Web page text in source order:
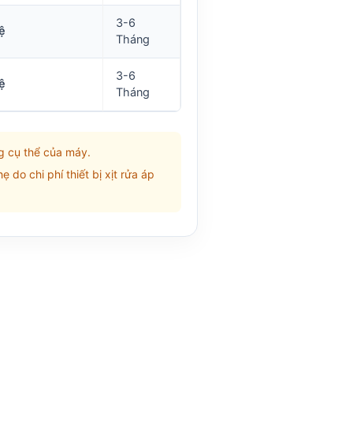
3-6
Tháng
3-6
Tháng
cụ thể của máy.
do chi phí thiết bị xịt rửa áp